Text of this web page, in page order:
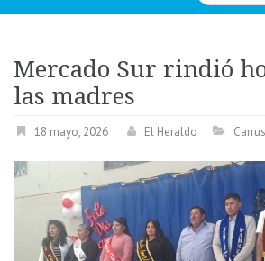
Mercado Sur rindió
las madres
18 mayo, 2026 El Heraldo